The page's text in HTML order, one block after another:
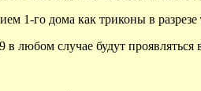
1-го дома как триконы в разрезе
любом случае будут проявляться